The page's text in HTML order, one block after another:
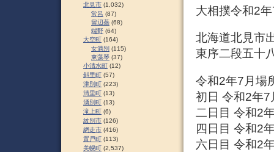
大相撲令和2
北海道北見市
東序二段五十
令和2年7月場
初日 令和2年
二日目 令和2
四日目 令和2
六日目 令和2
北見市 (1,032)
常呂 (87)
留辺蘂 (68)
端野 (64)
大空町 (164)
女満別 (115)
東藻琴 (37)
小清水町 (12)
斜里町 (57)
津別町 (223)
清里町 (13)
湧別町 (13)
滝上町 (6)
紋別市 (126)
網走市 (416)
置戸町 (113)
美幌町 (2,537)